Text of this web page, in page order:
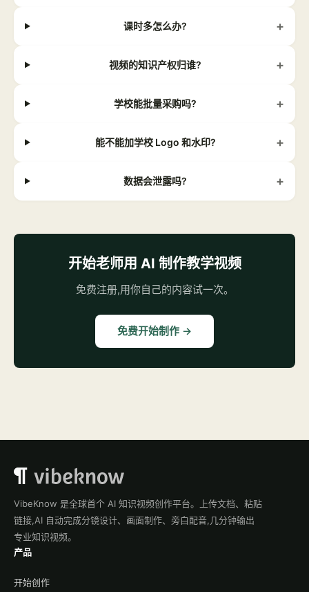
课时多怎么办? +
视频的知识产权归谁? +
学校能批量采购吗? +
能不能加学校 Logo 和水印? +
数据会泄露吗? +
开始老师用 AI 制作教学视频
免费注册,用你自己的内容试一次。
免费开始制作 →
VibeKnow 是全球首个 AI 知识视频创作平台。上传文档、粘贴
链接,AI 自动完成分镜设计、画面制作、旁白配音,几分钟输出
专业知识视频。
产品
开始创作